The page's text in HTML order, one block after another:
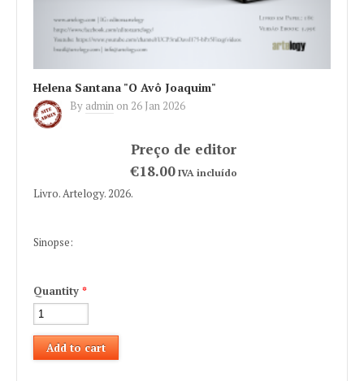
Helena Santana "O Avô Joaquim"
By admin on 26 Jan 2026
€18.00IVA incluído
Livro. Artelogy. 2026.
Sinopse:
Quantity *